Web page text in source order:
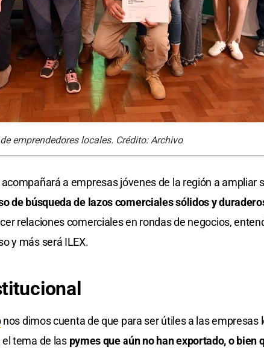
emprendedores locales. Crédito: Archivo
acompañará a empresas jóvenes de la región a ampliar
de búsqueda de lazos comerciales sólidos y
relaciones comerciales en rondas de negocios,
y más será ILEX.
nos dimos cuenta de que para ser útiles a las empresas
tema de las pymes que aún no han exportado, o bien